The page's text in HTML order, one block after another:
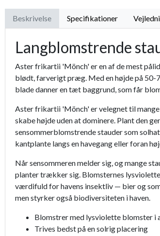
Beskrivelse Specifikationer
Langblomstrende
Aster frikartii 'Mönch' er en af de mest
blødt, farverigt præg. Med en højde på 50-
blade danner en tæt baggrund, som får
Aster frikartii 'Mönch' er velegnet til
skabe højde uden at dominere. Plant den
sensommerblomstrende stauder som
kantplante langs en havegang eller foran
Når sensommeren melder sig, og mange
planter trækker sig. Blomsternes lysviolette
værdifuld for havens insektliv — bier og
men styrker også biodiversiteten i haven.
Blomstrer med lysviolette blomster i
Trives bedst på en solrig placering